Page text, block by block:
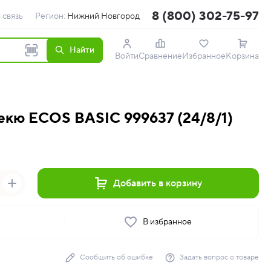
Регион: Нижний Новгород 8 (800) 302-75-97
Найти
ВойтиСравнениеИзбранноеКорзина
ECOS BASIC 999637 (24/8/1)
Добавить в корзину
В избранное
Сообщить об ошибке Задать вопрос о товаре